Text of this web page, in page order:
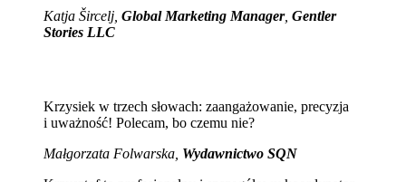
Katja Šircelj, Global Marketing Manager, Gentler
Stories LLC
Krzysiek w trzech słowach: zaangażowanie, precyzja
i uważność! Polecam, bo czemu nie?
Małgorzata Folwarska, Wydawnictwo SQN